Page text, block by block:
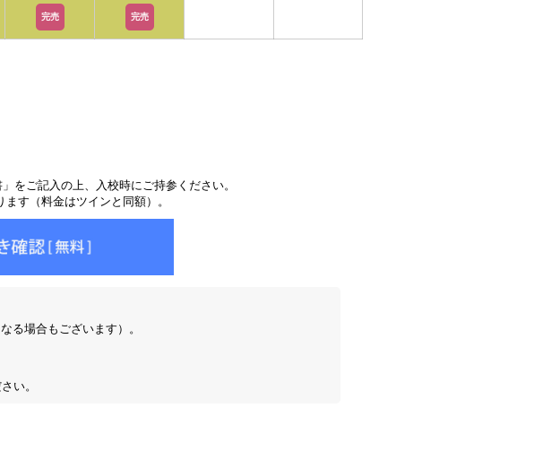
完売 完売
をご記入の上、入校時にご持参ください。
す（料金はツインと同額）。
る場合もございます）。
い。